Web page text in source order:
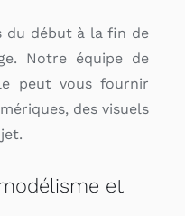
du début à la fin de
Notre équipe de
peut vous fournir
des visuels
et